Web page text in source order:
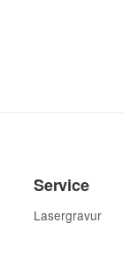
Service
Lasergravur